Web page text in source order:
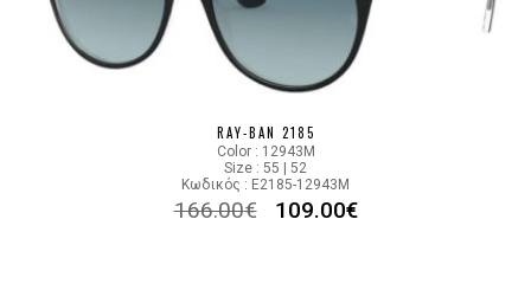
RAY-BAN 2185
Color : 12943M
Size : 55 | 52
Κωδικός : E2185-12943M
166.00€ 109.00€